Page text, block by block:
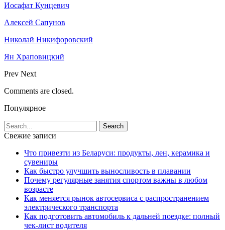
Иосафат Кунцевич
Алексей Сапунов
Николай Никифоровский
Ян Храповицкий
Prev Next
Comments are closed.
Популярное
Свежие записи
Что привезти из Беларуси: продукты, лен, керамика и
сувениры
Как быстро улучшить выносливость в плавании
Почему регулярные занятия спортом важны в любом
возрасте
Как меняется рынок автосервиса с распространением
электрического транспорта
Как подготовить автомобиль к дальней поездке: полный
чек-лист водителя